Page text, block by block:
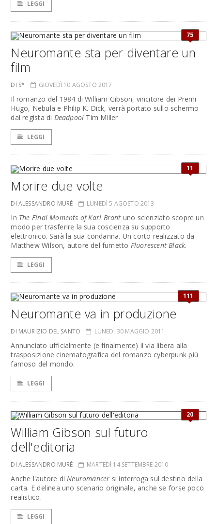
LEGGI
75
Neuromante sta per diventare un
film
DI S* GIOVEDÌ 10 AGOSTO 2017
Il romanzo del 1984 di William Gibson, vincitore dei Premi
Hugo, Nebula e Philip K. Dick, verrà portato sullo schermo
dal regista di Deadpool Tim Miller
LEGGI
11
Morire due volte
DI ALESSANDRO MURÈ LUNEDÌ 5 AGOSTO 2013
In The Final Moments of Karl Brant uno scienziato scopre un
modo per trasferire la sua coscienza su supporto
elettronico. Sarà la sua condanna. Un corto realizzato da
Matthew Wilson, autore del fumetto Fluorescent Black.
LEGGI
111
Neuromante va in produzione
DI MAURIZIO DEL SANTO LUNEDÌ 30 MAGGIO 2011
Annunciato ufficialmente (e finalmente) il via libera alla
trasposizione cinematografica del romanzo cyberpunk più
famoso del mondo.
LEGGI
20
William Gibson sul futuro
dell'editoria
DI ALESSANDRO MURÈ MARTEDÌ 14 SETTEMBRE 2010
Anche l'autore diNeuromancer si interroga sul destino della
carta. E delinea uno scenario originale, anche se forse poco
realistico.
LEGGI